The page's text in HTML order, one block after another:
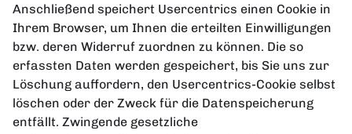
Anschließend speichert Usercentrics einen Cookie in
Ihrem Browser, um Ihnen die erteilten Einwilligungen
bzw. deren Widerruf zuordnen zu können. Die so
erfassten Daten werden gespeichert, bis Sie uns zur
Löschung auffordern, den Usercentrics-Cookie selbst
löschen oder der Zweck für die Datenspeicherung
entfällt. Zwingende gesetzliche